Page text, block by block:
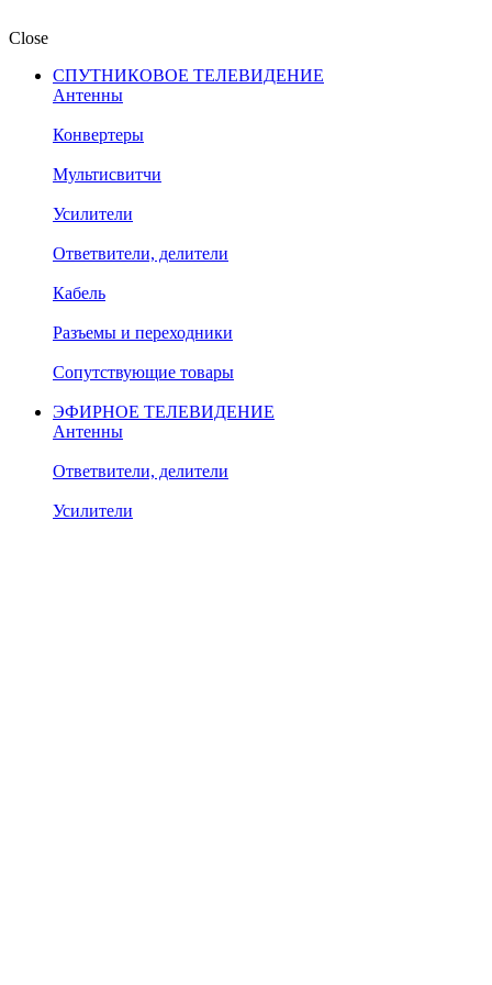
Close
СПУТНИКОВОЕ ТЕЛЕВИДЕНИЕ
Антенны
Конвертеры
Мультисвитчи
Усилители
Ответвители, делители
Кабель
Разъемы и переходники
Сопутствующие товары
ЭФИРНОЕ ТЕЛЕВИДЕНИЕ
Антенны
Ответвители, делители
Усилители